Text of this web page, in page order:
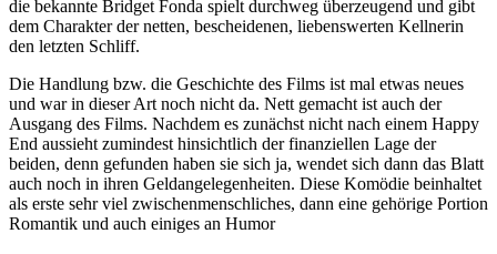
die bekannte Bridget Fonda spielt durchweg überzeugend und gibt
dem Charakter der netten, bescheidenen, liebenswerten Kellnerin
den letzten Schliff.
Die Handlung bzw. die Geschichte des Films ist mal etwas neues
und war in dieser Art noch nicht da. Nett gemacht ist auch der
Ausgang des Films. Nachdem es zunächst nicht nach einem Happy
End aussieht zumindest hinsichtlich der finanziellen Lage der
beiden, denn gefunden haben sie sich ja, wendet sich dann das Blatt
auch noch in ihren Geldangelegenheiten. Diese Komödie beinhaltet
als erste sehr viel zwischenmenschliches, dann eine gehörige Portion
Romantik und auch einiges an Humor